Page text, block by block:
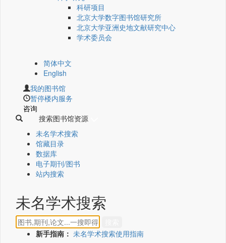
科研项目
北京大学数字图书馆研究所
北京大学亚洲史地文献研究中心
学术委员会
简体中文
English
我的图书馆
暂停楼内服务
咨询
搜索图书馆资源
未名学术搜索
馆藏目录
数据库
电子期刊/图书
站内搜索
未名学术搜索
新手指南： 未名学术搜索使用指南